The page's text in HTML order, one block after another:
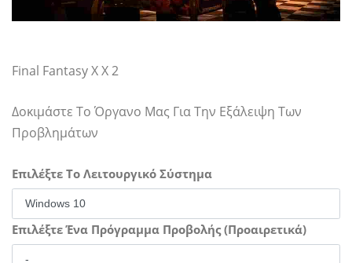
Final Fantasy X X 2
Δοκιμάστε Το Όργανο Μας Για Την Εξάλειψη Των
Προβλημάτων
Επιλέξτε Το Λειτουργικό Σύστημα
Επιλέξτε Ένα Πρόγραμμα Προβολής (Προαιρετικά)